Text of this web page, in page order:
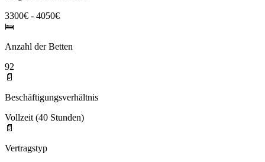
3300€ - 4050€
🛌
Anzahl der Betten
92
📄
Beschäftigungsverhältnis
Vollzeit (40 Stunden)
📄
Vertragstyp